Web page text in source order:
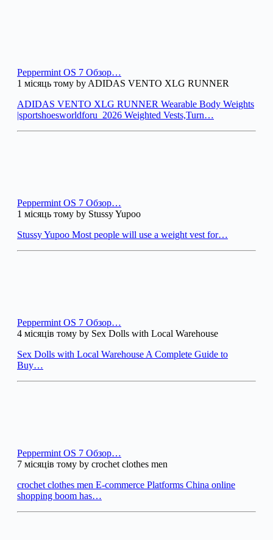
Peppermint OS 7 Обзор…
1 місяць тому by ADIDAS VENTO XLG RUNNER
ADIDAS VENTO XLG RUNNER Wearable Body Weights
|sportshoesworldforu_2026 Weighted Vests,Turn…
Peppermint OS 7 Обзор…
1 місяць тому by Stussy Yupoo
Stussy Yupoo Most people will use a weight vest for…
Peppermint OS 7 Обзор…
4 місяців тому by Sex Dolls with Local Warehouse
Sex Dolls with Local Warehouse A Complete Guide to
Buy…
Peppermint OS 7 Обзор…
7 місяців тому by crochet clothes men
crochet clothes men E-commerce Platforms China online
shopping boom has…